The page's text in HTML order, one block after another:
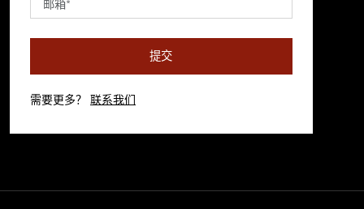
提交
需要更多？ 联系我们